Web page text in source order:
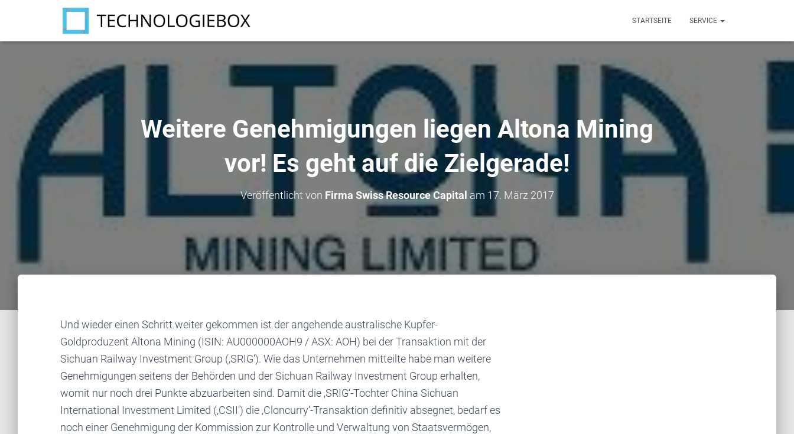
STARTSEITE SERVICE
Weitere Genehmigungen liegen Altona Mining
vor! Es geht auf die Zielgerade!
Veröffentlicht von Firma Swiss Resource Capital am 17. März 2017
Und wieder einen Schritt weiter gekommen ist der angehende australische Kupfer-
Goldproduzent Altona Mining (ISIN: AU000000AOH9 / ASX: AOH) bei der Transaktion mit der
Sichuan Railway Investment Group (‚SRIG‘). Wie das Unternehmen mitteilte habe man weitere
Genehmigungen seitens der Behörden und der Sichuan Railway Investment Group erhalten,
womit nur noch drei Punkte abzuarbeiten sind. Damit die ‚SRIG‘-Tochter China Sichuan
International Investment Limited (‚CSII‘) die ‚Cloncurry‘-Transaktion definitiv absegnet, bedarf es
noch einer Genehmigung der Kommission zur Kontrolle und Verwaltung von Staatsvermögen,